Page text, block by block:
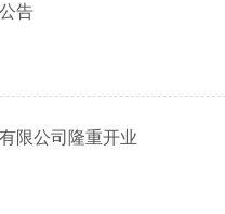
告
限公司隆重开业